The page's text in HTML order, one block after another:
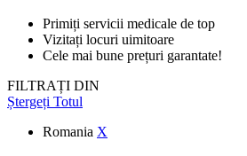
Primiți servicii medicale de top
Vizitați locuri uimitoare
Cele mai bune prețuri garantate!
FILTRAȚI DIN
Ștergeți Totul
Romania X